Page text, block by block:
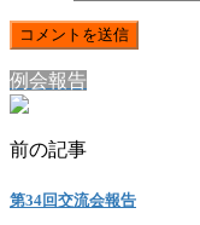
例会報告
前の記事
第34回交流会報告